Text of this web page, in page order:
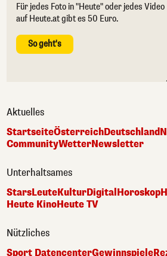
Für jedes Foto in "Heute" oder jedes Video
auf Heute.at gibt es 50 Euro.
So geht's
Aktuelles
StartseiteÖsterreichDeutschland
CommunityWetterNewsletter
Unterhaltsames
StarsLeuteKulturDigital Horoskop
Heute KinoHeute TV
Nützliches
Sport DatencenterGewinnspiele